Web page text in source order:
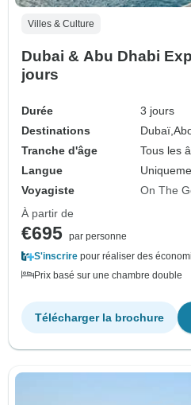
Villes & Culture
Dubai & Abu Dhabi
jours
Durée
3 jours
Destinations
Dubaï,
Tranche d'âge
Tous les
Langue
Voyagiste
On The
À partir de
€695 par personne
S'inscrire pour réaliser des
Prix basé sur une chambre double
Télécharger la brochure